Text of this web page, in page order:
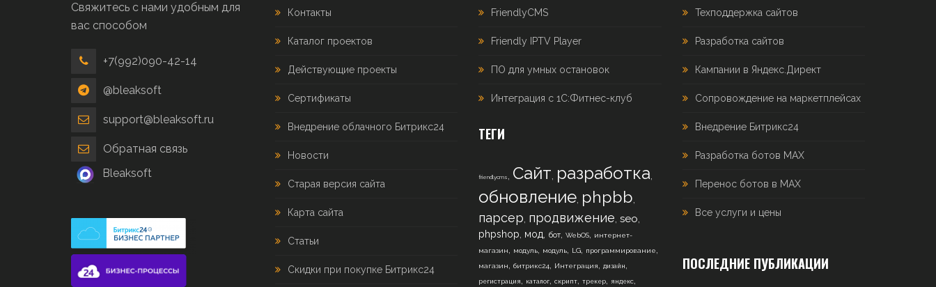
Свяжитесь с нами удобным для
вас способом
+7(992)090-42-14
@bleaksoft
support@bleaksoft.ru
Обратная связь
Bleaksoft
Контакты
Каталог проектов
Действующие проекты
Сертификаты
Внедрение облачного Битрикс24
Новости
Старая версия сайта
Карта сайта
Статьи
Скидки при покупке Битрикс24
FriendlyCMS
Friendly IPTV Player
ПО для умных остановок
Интеграция с 1С:Фитнес-клуб
ТЕГИ
friendlycms , Сайт, разработка,
обновление, phpbb,
парсер, продвижение, seo,
phpshop, мод, бот, WebOS, интернет-
магазин, модуль, модуль, LG, программирование,
магазин, битрикс24, Интеграция, дизайн ,
регистрация , каталог, скрипт, трекер, яндекс,
Техподдержка сайтов
Разработка сайтов
Кампании в Яндекс.Директ
Сопровождение на маркетплейсах
Внедрение Битрикс24
Разработка ботов MAX
Перенос ботов в MAX
Все услуги и цены
ПОСЛЕДНИЕ ПУБЛИКАЦИИ